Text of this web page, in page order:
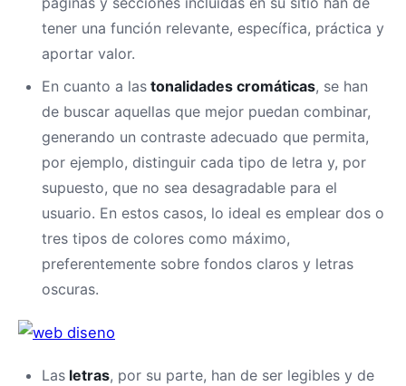
tener una función relevante, específica, práctica y
aportar valor.
En cuanto a las tonalidades cromáticas, se han
de buscar aquellas que mejor puedan combinar,
generando un contraste adecuado que permita,
por ejemplo, distinguir cada tipo de letra y, por
supuesto, que no sea desagradable para el
usuario. En estos casos, lo ideal es emplear dos o
tres tipos de colores como máximo,
preferentemente sobre fondos claros y letras
oscuras.
Las letras, por su parte, han de ser legibles y de